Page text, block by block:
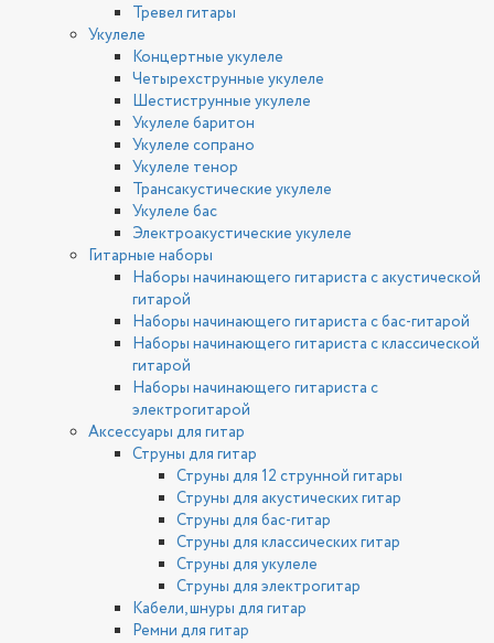
Тревел гитары
Укулеле
Концертные укулеле
Четырехструнные укулеле
Шестиструнные укулеле
Укулеле баритон
Укулеле сопрано
Укулеле тенор
Трансакустические укулеле
Укулеле бас
Электроакустические укулеле
Гитарные наборы
Наборы начинающего гитариста с акустической
гитарой
Наборы начинающего гитариста с бас-гитарой
Наборы начинающего гитариста с классической
гитарой
Наборы начинающего гитариста с
электрогитарой
Аксессуары для гитар
Струны для гитар
Струны для 12 струнной гитары
Струны для акустических гитар
Струны для бас-гитар
Струны для классических гитар
Струны для укулеле
Струны для электрогитар
Кабели, шнуры для гитар
Ремни для гитар